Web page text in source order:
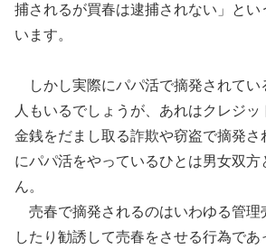
捕されるが買春は逮捕されない」とい
います。
しかし実際にパパ活で摘発されてい
人もいるでしょうが、あれはクレジッ
金銭をだまし取る詐欺や窃盗で摘発さ
にパパ活をやっているひとは男女双
ん。
売春で摘発されるのはいわゆる管理
したり勧誘して売春をさせる行為であ